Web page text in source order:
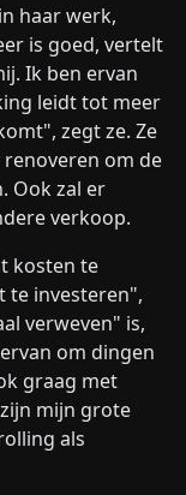
haar werk,
is goed, vertelt
Ik ben ervan
leidt tot meer
zegt ze. Ze
om de
Ook zal er
verkoop.
kosten te
te investeren",
verweven" is,
om dingen
graag met
mijn grote
als